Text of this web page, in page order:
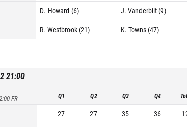
D. Howard (6)
J. Vanderbilt (9)
R. Westbrook (21) K. Towns (47)
21:00
FR Q1 Q2 Q3 Q4
27 27 35 36